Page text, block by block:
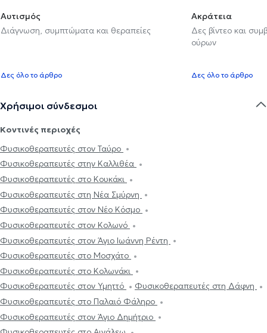
Αυτισμός
Διάγνωση, συμπτώματα και θεραπείες
Δες όλο το άρθρο
Ακράτεια
Δες βίντεο και
ούρων
Δες όλο το άρθρο
Χρήσιμοι σύνδεσμοι
Κοντινές περιοχές
Φυσικοθεραπευτές στον Ταύρο
Φυσικοθεραπευτές στην Καλλιθέα
Φυσικοθεραπευτές στο Κουκάκι
Φυσικοθεραπευτές στη Νέα Σμύρνη
Φυσικοθεραπευτές στον Νέο Κόσμο
Φυσικοθεραπευτές στον Κολωνό
Φυσικοθεραπευτές στον Άγιο Ιωάννη Ρέντη
Φυσικοθεραπευτές στο Μοσχάτο
Φυσικοθεραπευτές στο Κολωνάκι
Φυσικοθεραπευτές στον Υμηττό
Φυσικοθεραπευτές στη Δάφνη
Φυσικοθεραπευτές στο Παλαιό Φάληρο
Φυσικοθεραπευτές στον Άγιο Δημήτριο